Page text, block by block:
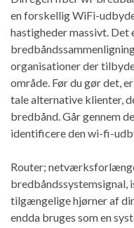
en forskellig WiFi-
hastigheder massivt. Det
organisationer der
område. Før du gør det,
tale alternative klienter,
bredbånd. Går gennem
identificere den wi-fi-
Router;
bredbåndssystemsignal,
tilgængelige hjørner af
endda bruges som en